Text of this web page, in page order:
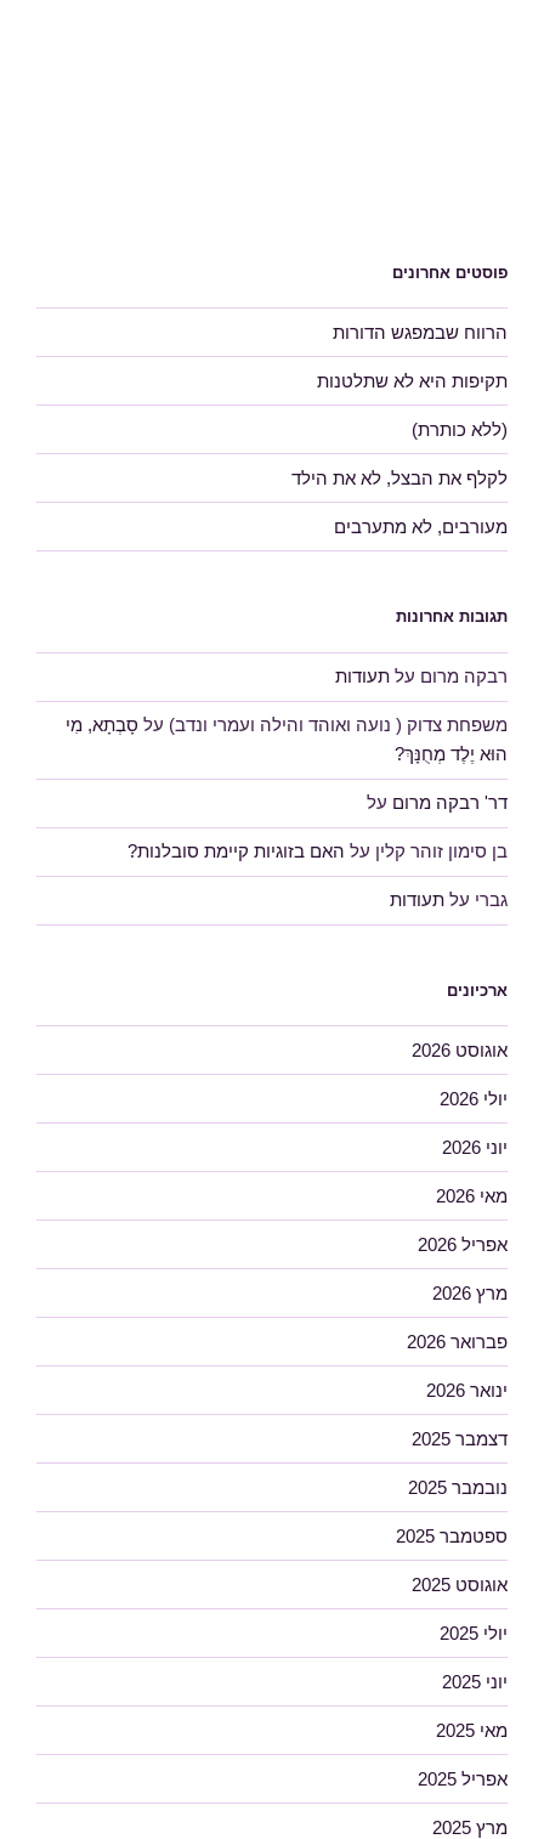
פוסטים אחרונים
הרווח שבמפגש הדורות
תקיפות היא לא שתלטנות
(ללא כותרת)
לקלף את הבצל, לא את הילד
מעורבים, לא מתערבים
תגובות אחרונות
רבקה מרום על תעודות
משפחת צדוק ( נועה ואוהד והילה ועמרי ונדב) על סָבְתָא, מִי
הוּא יֶלֶד מְחֻנָּךְ?
דר' רבקה מרום על
בן סימון זוהר קלין על האם בזוגיות קיימת סובלנות?
גברי על תעודות
ארכיונים
אוגוסט 2026
יולי 2026
יוני 2026
מאי 2026
אפריל 2026
מרץ 2026
פברואר 2026
ינואר 2026
דצמבר 2025
נובמבר 2025
ספטמבר 2025
אוגוסט 2025
יולי 2025
יוני 2025
מאי 2025
אפריל 2025
מרץ 2025